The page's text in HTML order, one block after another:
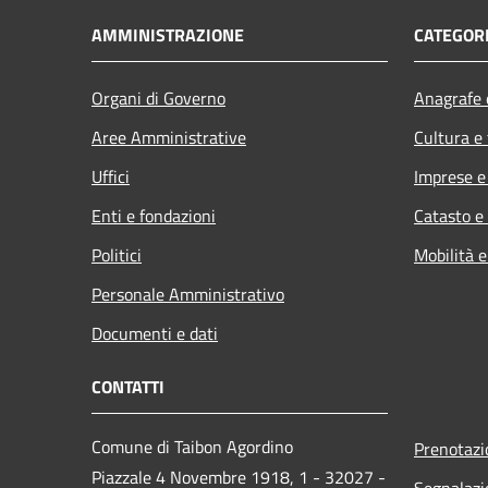
AMMINISTRAZIONE
Organi di Governo
Aree Amministrative
Uffici
Enti e fondazioni
Politici
Personale Amministrativo
Documenti e dati
Cultura
Imprese
Catasto
Mobilità
CONTATTI
Comune di Taibon Agordino
Piazzale 4 Novembre 1918, 1 - 32027 -